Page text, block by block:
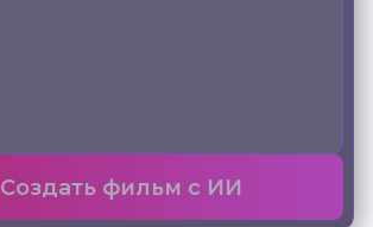
Создать фильм с ИИ